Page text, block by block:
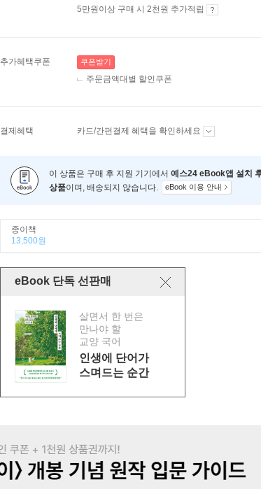
5만원이상 구매 시 2천원 추가적립
추가혜택쿠폰 쿠폰받기
주문금액대별 할인쿠폰
결제혜택 카드/간편결제 혜택을 확인하세요
이 상품은 구매 후 지원 기기에서 예스24 eBook앱 설치
상품이며, 배송되지 않습니다. eBook 이용 안내
종이책
13,500원
eBook 단독 선판매
살면서 한 번은
만나야 할
교양 국어
인생에 단어가
스며드는 순간